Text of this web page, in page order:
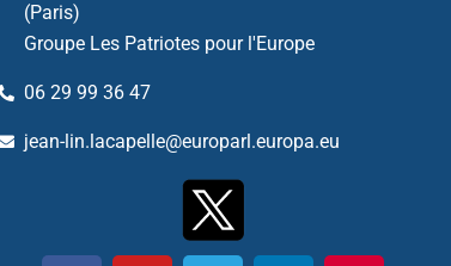
(Paris)
Groupe Les Patriotes pour l'Europe
06 29 99 36 47
jean-lin.lacapelle@europarl.europa.eu